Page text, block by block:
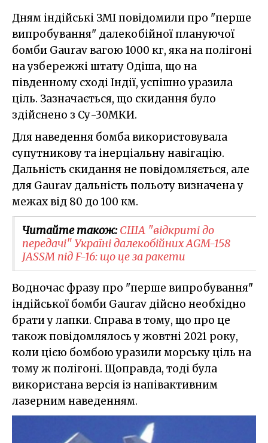
Дням індійські ЗМІ повідомили про "перше
випробування" далекобійної плануючої
бомби Gaurav вагою 1000 кг, яка на полігоні
на узбережжі штату Одіша, що на
південному сході Індії, успішно уразила
ціль. Зазначається, що скидання було
здійснено з Су-30МКИ.
Для наведення бомба використовувала
супутникову та інерціальну навігацію.
Дальність скидання не повідомляється, але
для Gaurav дальність польоту визначена у
межах від 80 до 100 км.
Читайте також:США "відкриті до
передачі" Україні далекобійних AGM-158
JASSM під F-16: що це за ракети
Водночас фразу про "перше випробування"
індійської бомби Gaurav дійсно необхідно
брати у лапки. Справа в тому, що про це
також повідомлялось у жовтні 2021 року,
коли цією бомбою уразили морську ціль на
тому ж полігоні. Щоправда, тоді була
використана версія із напівактивним
лазерним наведенням.